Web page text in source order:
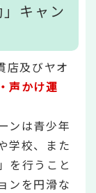
キャン
店及びヤオ
声かけ運
ンは青少年
学校、また
を行うこと
ンを円滑な